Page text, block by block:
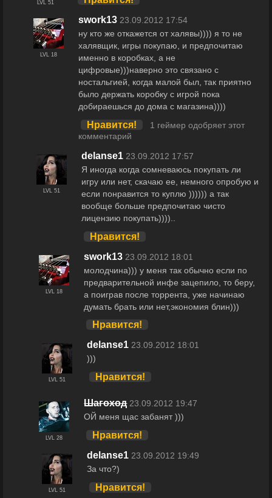
LVL 51
LVL 18
swork13 23.09.2012 17:54
ну кто же откажется от халявы)))) я то не
халявщик, игры покупаю, и предпочитаю
именно в коробках, а не
цифровые)))наверно это связано с
ностальгией, когда малой был, так приятно
было держать коробку с игрой пока
добираешься до дома с магазина))))
Нравится!
1 геймер одобряет этот
комментарий
LVL 51
delanse1 23.09.2012 17:57
Я иногда когда сомневаюсь покупать ли
игру или нет, скачаю ее, немного опробую и
если понравится то куплю )))))) а так
вообще больше предпочитаю чисто
лицензию покупать))))..
Нравится!
LVL 18
swork13 23.09.2012 18:01
молодчина))) у меня так обычно если по
предварительной инфе зацепило, то беру,
а поиграв после торрента, уже начинаю
думать брать или нет,экономия блин)))
Нравится!
LVL 51
delanse1 23.09.2012 18:01
)))
Нравится!
LVL 28
Шагоход 23.09.2012 19:47
ОЙ меня щас забанят )))
Нравится!
LVL 51
delanse1 23.09.2012 19:49
За что?)
Нравится!